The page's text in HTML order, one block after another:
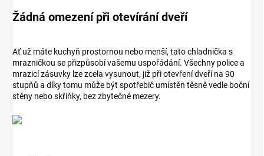
Žádná omezení při otevírání dveří
Ať už máte kuchyň prostornou nebo menší, tato chladnička s
mrazničkou se přizpůsobí vašemu uspořádání. Všechny police a
mrazicí zásuvky lze zcela vysunout, již při otevření dveří na 90
stupňů a díky tomu může být spotřebič umístěn těsně vedle boční
stěny nebo skříňky, bez zbytečné mezery.